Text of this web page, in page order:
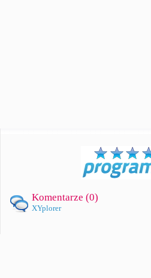
Komentarze (0)
XYplorer